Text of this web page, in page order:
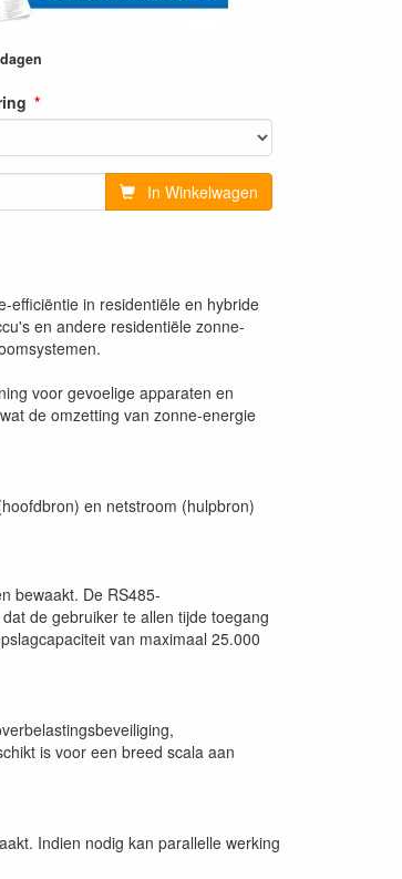
In Winkelwagen
efficiëntie in residentiële en hybride
en andere residentiële zonne-
voor gevoelige apparaten en
de omzetting van zonne-energie
en netstroom (hulpbron)
bewaakt. De RS485-
de gebruiker te allen tijde toegang
van maximaal 25.000
is voor een breed scala aan
Indien nodig kan parallelle werking